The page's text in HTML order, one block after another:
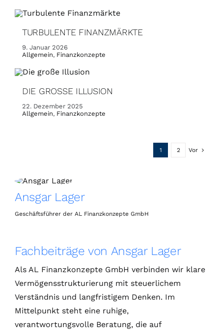
TURBULENTE FINANZMÄRKTE
9. Januar 2026
Allgemein, Finanzkonzepte
DIE GROSSE ILLUSION
22. Dezember 2025
Allgemein, Finanzkonzepte
1 2 Vor
Ansgar Lager
Geschäftsführer der AL Finanzkonzepte GmbH
Fachbeiträge von Ansgar Lager
Als AL Finanzkonzepte GmbH verbinden wir klare
Vermögensstrukturierung mit steuerlichem
Verständnis und langfristigem Denken. Im
Mittelpunkt steht eine ruhige,
verantwortungsvolle Beratung, die auf